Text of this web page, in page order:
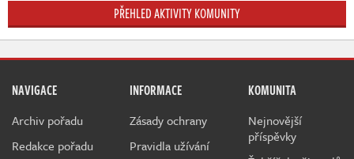
PŘEHLED AKTIVITY KOMUNITY
NAVIGACE
Archiv pořadu
Redakce pořadu
INFORMACE
Zásady ochrany
Pravidla užívání
KOMUNITA
Nejnovější
příspěvky